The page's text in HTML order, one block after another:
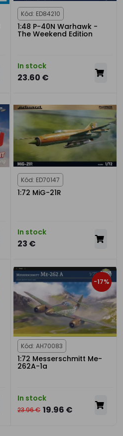
Kód: ED84210
1:48 P-40N Warhawk -
The Weekend Edition
In stock
23.60 €
Kód: ED70147
1:72 MiG-21R
In stock
23 €
-17%
Kód: AH70083
1:72 Messerschmitt Me-
262A-1a
In stock
23.96 € 19.96 €